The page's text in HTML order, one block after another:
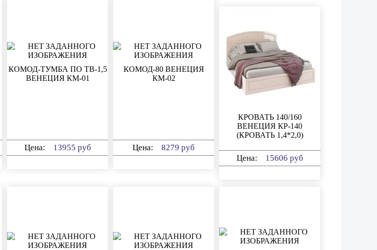
КОМОД-ТУМБА ПО ТВ-1,5
ВЕНЕЦИЯ КМ-01
Цена: 13955 руб
КОМОД-80 ВЕНЕЦИЯ
КМ-02
Цена: 8279 руб
КРОВАТЬ 140/160
ВЕНЕЦИЯ КР-140
(КРОВАТЬ 1,4*2,0)
Цена: 15606 руб